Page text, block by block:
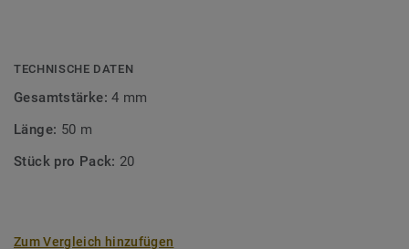
TECHNISCHE DATEN
Gesamtstärke:4 mm
Länge: 50 m
Stück pro Pack: 20
Zum Vergleich hinzufügen